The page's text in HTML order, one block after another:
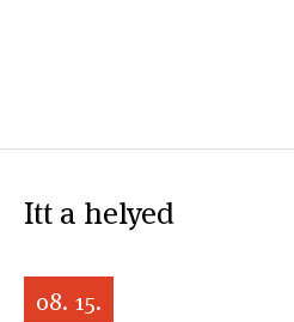
Itt a helyed
08. 15.